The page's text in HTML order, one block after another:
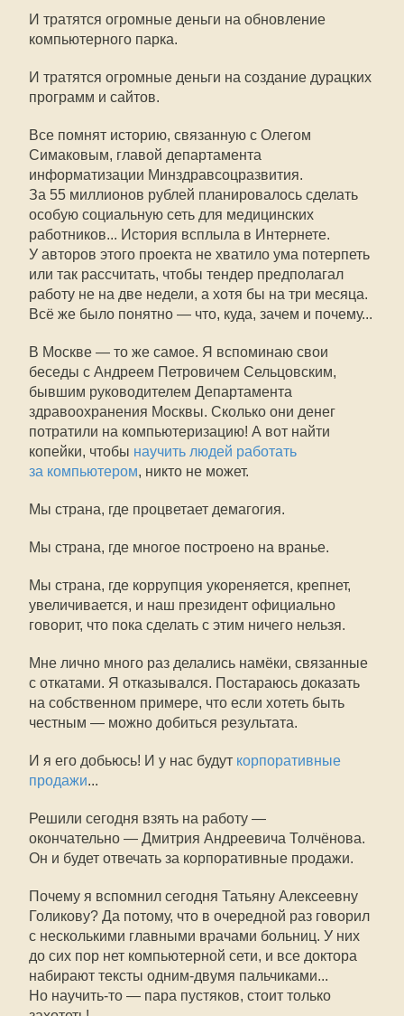
И тратятся огромные деньги на обновление
компьютерного парка.
И тратятся огромные деньги на создание дурацких
программ и сайтов.
Все помнят историю, связанную с Олегом
Симаковым, главой департамента
информатизации Минздравсоцразвития.
За 55 миллионов рублей планировалось сделать
особую социальную сеть для медицинских
работников... История всплыла в Интернете.
У авторов этого проекта не хватило ума потерпеть
или так рассчитать, чтобы тендер предполагал
работу не на две недели, а хотя бы на три месяца.
Всё же было понятно — что, куда, зачем и почему...
В Москве — то же самое. Я вспоминаю свои
беседы с Андреем Петровичем Сельцовским,
бывшим руководителем Департамента
здравоохранения Москвы. Сколько они денег
потратили на компьютеризацию! А вот найти
копейки, чтобы научить людей работать
за компьютером, никто не может.
Мы страна, где процветает демагогия.
Мы страна, где многое построено на вранье.
Мы страна, где коррупция укореняется, крепнет,
увеличивается, и наш президент официально
говорит, что пока сделать с этим ничего нельзя.
Мне лично много раз делались намёки, связанные
с откатами. Я отказывался. Постараюсь доказать
на собственном примере, что если хотеть быть
честным — можно добиться результата.
И я его добьюсь! И у нас будут корпоративные
продажи...
Решили сегодня взять на работу —
окончательно — Дмитрия Андреевича Толчёнова.
Он и будет отвечать за корпоративные продажи.
Почему я вспомнил сегодня Татьяну Алексеевну
Голикову? Да потому, что в очередной раз говорил
с несколькими главными врачами больниц. У них
до сих пор нет компьютерной сети, и все доктора
набирают тексты одним-двумя пальчиками...
Но научить-то — пара пустяков, стоит только